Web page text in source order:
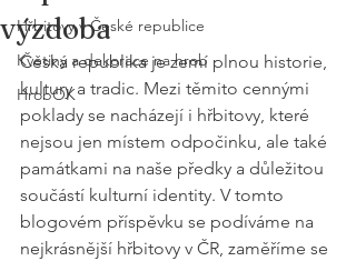
Hřbitovy v České republice
Květiny a dekorace na hrob
HrobOK
výzdoba
Česká republika je zemí plnou historie,
kultury a tradic. Mezi těmito cennými
poklady se nacházejí i hřbitovy, které
nejsou jen místem odpočinku, ale také
památkami na naše předky a důležitou
součástí kulturní identity. V tomto
blogovém příspěvku se podíváme na
nejkrásnější hřbitovy v ČR, zaměříme se